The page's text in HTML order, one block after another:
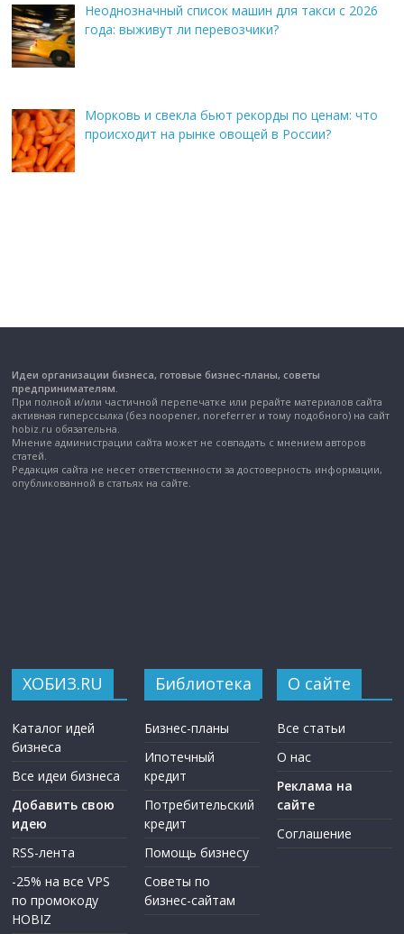
Неоднозначный список машин для такси с 2026
года: выживут ли перевозчики?
Морковь и свекла бьют рекорды по ценам: что
происходит на рынке овощей в России?
Идеи организации бизнеса, готовые бизнес-планы, советы
предпринимателям.
При полной и/или частичной перепечатке или рерайте материалов сайта
активная гиперссылка (без noopener, noreferrer и тому подобного) на сайт
hobiz.ru обязательна.
Мнение администрации сайта может не совпадать с мнением авторов
статей.
Редакция сайта не несет ответственности за достоверность информации,
опубликованной в статьях на сайте.
ХОБИЗ.RU
Каталог идей
бизнеса
Все идеи бизнеса
Добавить свою
идею
RSS-лента
-25% на все VPS
по промокоду
HOBIZ
Библиотека
Бизнес-планы
Ипотечный
кредит
Потребительский
кредит
Помощь бизнесу
Советы по
бизнес-сайтам
О сайте
Все статьи
О нас
Реклама на
сайте
Соглашение